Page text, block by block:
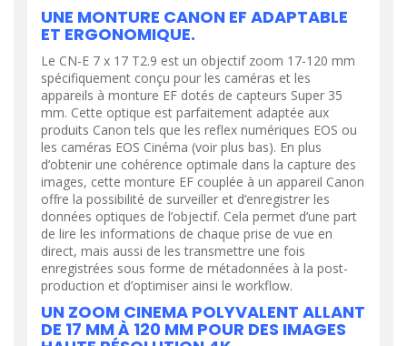
UNE MONTURE CANON EF ADAPTABLE
ET ERGONOMIQUE.
Le CN-E 7 x 17 T2.9 est un objectif zoom 17-120 mm
spécifiquement conçu pour les caméras et les
appareils à monture EF dotés de capteurs Super 35
mm. Cette optique est parfaitement adaptée aux
produits Canon tels que les reflex numériques EOS ou
les caméras EOS Cinéma (voir plus bas). En plus
d’obtenir une cohérence optimale dans la capture des
images, cette monture EF couplée à un appareil Canon
offre la possibilité de surveiller et d’enregistrer les
données optiques de l’objectif. Cela permet d’une part
de lire les informations de chaque prise de vue en
direct, mais aussi de les transmettre une fois
enregistrées sous forme de métadonnées à la post-
production et d’optimiser ainsi le workflow.
UN ZOOM CINEMA POLYVALENT ALLANT
DE 17 MM À 120 MM POUR DES IMAGES